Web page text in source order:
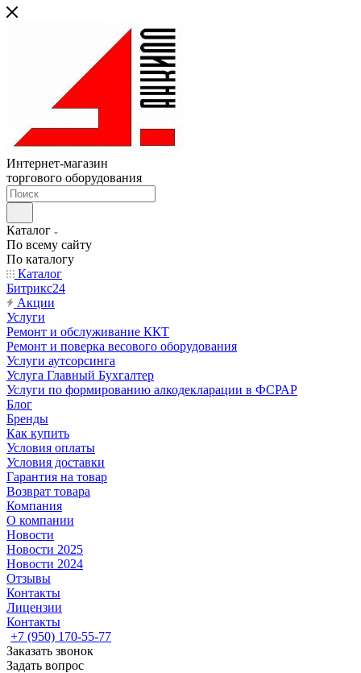
Интернет-магазин
торгового оборудования
Каталог
По всему сайту
По каталогу
Каталог
Битрикс24
Акции
Услуги
Ремонт и обслуживание ККТ
Ремонт и поверка весового оборудования
Услуги аутсорсинга
Услуга Главный Бухгалтер
Услуги по формированию алкодекларации в ФСРАР
Блог
Бренды
Как купить
Условия оплаты
Условия доставки
Гарантия на товар
Возврат товара
Компания
О компании
Новости
Новости 2025
Новости 2024
Отзывы
Контакты
Лицензии
Контакты
+7 (950) 170-55-77
Заказать звонок
Задать вопрос